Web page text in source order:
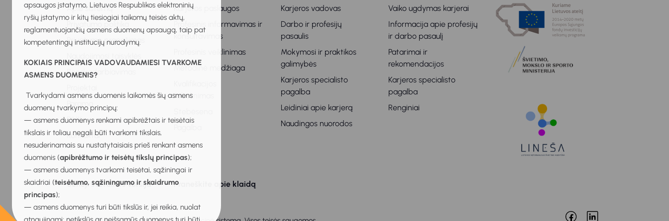
apsaugos įstatymo, Lietuvos Respublikos elektroninių
ryšių įstatymo ir kitų tiesiogiai taikomų teisės aktų,
reglamentuojančių asmens duomenų apsaugą, taip pat
kompetentingų institucijų nurodymų.
KOKIAIS PRINCIPAIS VADOVAUDAMIESI TVARKOME
ASMENS DUOMENIS?
Tvarkydami asmens duomenis laikomės šių asmens
duomenų tvarkymo principų:
— asmens duomenys renkami apibrėžtais ir teisėtais
tikslais ir toliau negali būti tvarkomi tikslais,
nesuderinamais su nustatytaisiais prieš renkant asmens
duomenis (apibrėžtumo ir teisėtų tikslų principas);
— asmens duomenys tvarkomi teisėtai, sąžiningai ir
skaidriai (teisėtumo, sąžiningumo ir skaidrumo
principas);
— asmens duomenys turi būti tikslūs ir, jei reikia, nuolat
Apie sistemą
Privatumo politika
Privatumo pranešimas
Bendradarbiavimas
Parama
DUK
Kontaktai
Karjeros paslaugos
Profesinis informavimas ir
konsultavimas
Profesinis veiklinimas
Metodinė medžiaga
tobulinimas
Karjeros vadovas
Darbo ir profesijų
pasaulis
Mokymosi ir praktikos
galimybės
Karjeros specialisto
pagalba
Leidiniai apie karjerą
Naudingos nuorodos
Vaiko ugdymas karjerai
Informacija apie profesijų
ir darbo pasaulį
Patarimai ir
rekomendacijos
Karjeros specialisto
pagalba
Renginiai
Senoji svetainės versija Praneškite apie klaidą